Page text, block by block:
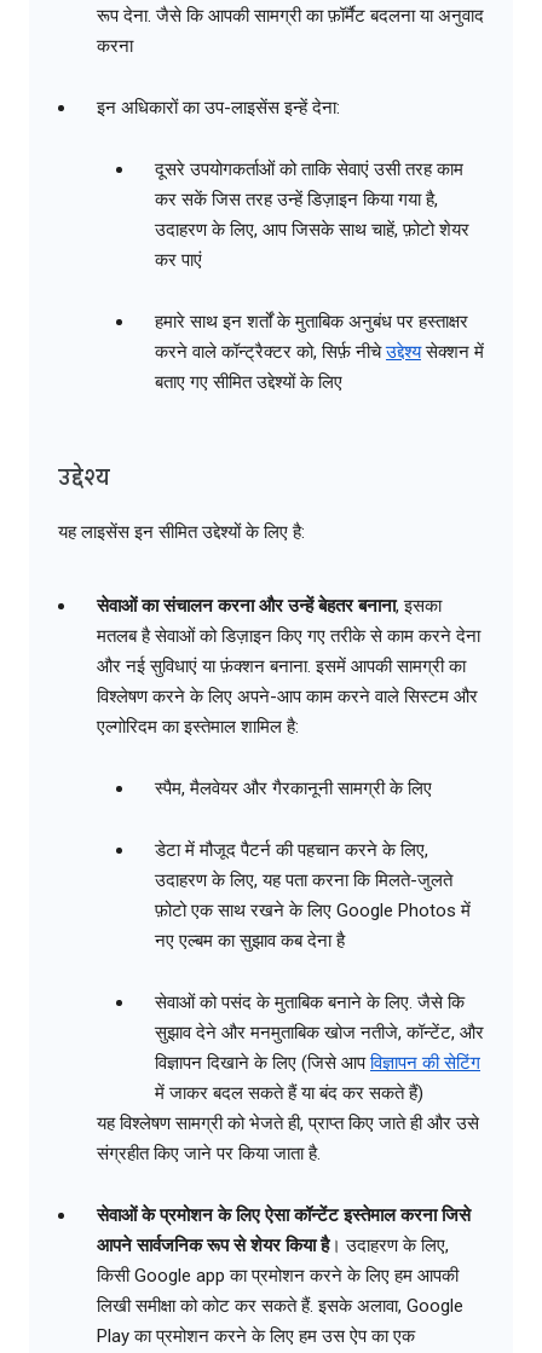
रूप देना. जैसे कि आपकी सामग्री का फ़ॉर्मैट बदलना या अनुवाद
करना
इन अधिकारों का उप-लाइसेंस इन्हें देना:
दूसरे उपयोगकर्ताओं को ताकि सेवाएं उसी तरह काम
कर सकें जिस तरह उन्हें डिज़ाइन किया गया है,
उदाहरण के लिए, आप जिसके साथ चाहें, फ़ोटो शेयर
कर पाएं
हमारे साथ इन शर्तों के मुताबिक अनुबंध पर हस्ताक्षर
करने वाले कॉन्ट्रैक्टर को, सिर्फ़ नीचेउद्देश्यसेक्शन में
बताए गए सीमित उद्देश्यों के लिए
उद्देश्य
यह लाइसेंस इन सीमित उद्देश्यों के लिए है:
सेवाओं का संचालन करना और उन्हें बेहतर बनाना, इसका
मतलब है सेवाओं को डिज़ाइन किए गए तरीके से काम करने देना
और नई सुविधाएं या फ़ंक्शन बनाना. इसमें आपकी सामग्री का
विश्लेषण करने के लिए अपने-आप काम करने वाले सिस्टम और
एल्गोरिदम का इस्तेमाल शामिल है:
स्पैम, मैलवेयर और गैरकानूनी सामग्री के लिए
डेटा में मौजूद पैटर्न की पहचान करने के लिए,
उदाहरण के लिए, यह पता करना कि मिलते-जुलते
फ़ोटो एक साथ रखने के लिए Google Photos में
नए एल्बम का सुझाव कब देना है
सेवाओं को पसंद के मुताबिक बनाने के लिए. जैसे कि
सुझाव देने और मनमुताबिक खोज नतीजे, कॉन्टेंट, और
विज्ञापन दिखाने के लिए (जिसे आपविज्ञापन की सेटिंग
में जाकर बदल सकते हैं या बंद कर सकते हैं)
यह विश्लेषण सामग्री को भेजते ही, प्राप्त किए जाते ही और उसे
संग्रहीत किए जाने पर किया जाता है.
सेवाओं के प्रमोशन के लिए ऐसा कॉन्टेंट इस्तेमाल करना जिसे
आपने सार्वजनिक रूप से शेयर किया है। उदाहरण के लिए,
किसी Google app का प्रमोशन करने के लिए हम आपकी
लिखी समीक्षा को कोट कर सकते हैं. इसके अलावा, Google
Play का प्रमोशन करने के लिए हम उस ऐप का एक